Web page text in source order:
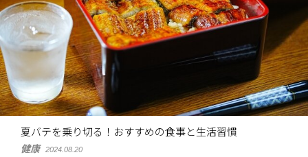
夏バテを乗り切る！おすすめの食事と生活習慣
健康 2024.08.20